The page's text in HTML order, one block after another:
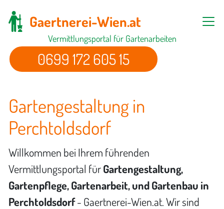
Gaertnerei-Wien.at
Vermittlungsportal für Gartenarbeiten
0699 172 605 15
Gartengestaltung in
Perchtoldsdorf
Willkommen bei Ihrem führenden
Vermittlungsportal fürGartengestaltung,
Gartenpflege, Gartenarbeit, und Gartenbau in
Perchtoldsdorf- Gaertnerei-Wien.at. Wir sind